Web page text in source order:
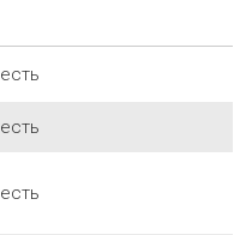
есть
есть
есть